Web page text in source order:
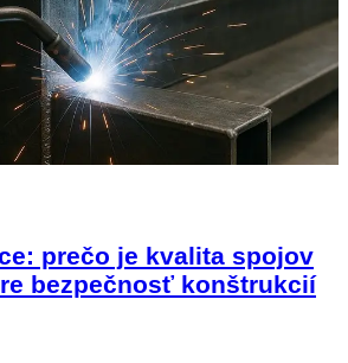
prečo je kvalita spojov
bezpečnosť konštrukcií